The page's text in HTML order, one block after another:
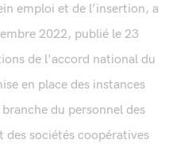
emploi et de l’insertion, a
2022, publié le 23
de l'accord national du
en place des instances
du personnel des
sociétés coopératives